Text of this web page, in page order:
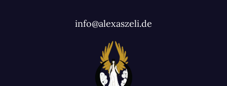
info@alexaszeli.de